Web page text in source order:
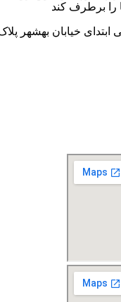
را برطرف کند
خیابان بهشهر